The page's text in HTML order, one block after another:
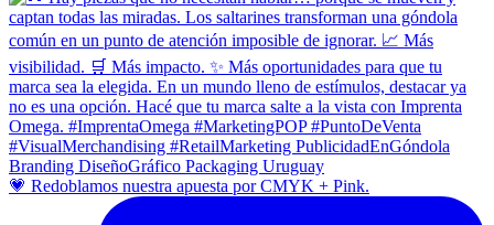
💗 Redoblamos nuestra apuesta por CMYK + Pink.